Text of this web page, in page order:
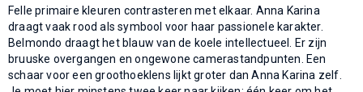
Felle primaire kleuren contrasteren met elkaar. Anna Karina
draagt vaak rood als symbool voor haar passionele karakter.
Belmondo draagt het blauw van de koele intellectueel. Er zijn
bruuske overgangen en ongewone camerastandpunten. Een
schaar voor een groothoeklens lijkt groter dan Anna Karina zelf.